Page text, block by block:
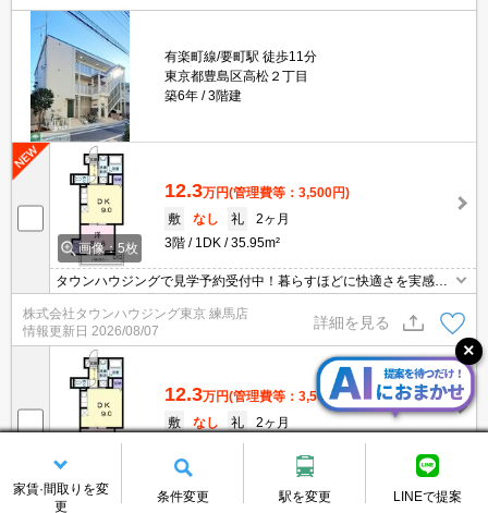
有楽町線/要町駅 徒歩11分
東京都豊島区高松２丁目
築6年
3階建
画像：5枚
12.3万円(管理費等：3,500円)
敷
なし 礼
2ヶ月
3階
1DK 35.95m²
タウンハウジングで見学予約受付中！暮らすほどに快適さを実感で
きる設備仕様！駅前商業施設の多さ！日常の買い物に便利！
株式会社タウンハウジング東京 練馬店
情報更新日 2026/08/07
詳細を見る
12.3万円(管理費等：3,500円)
敷
なし 礼
2ヶ月
35.95m²
お部屋探しは「タウンハウジング池袋西口店」にお任せください！
家賃·間取りを変
更
条件変更 駅を変更 LINEで提案